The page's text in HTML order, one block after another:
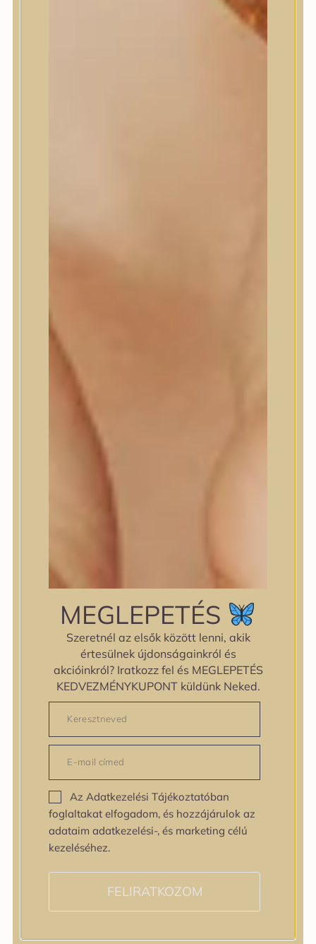
Skin&Lab
SKIN1004
Sungboon Editor
The Plant Base
YUNJAC
Bőrállapot
Bőrállapot
Bőrtípus
Bőrtípus
Kombinált
Száraz
Bőrprobléma
Bőrprobléma
Bőrpír
Dehidratált bőr
Egyenetlen bőrtextúra
Egyenetlen tónus
Érett bőr
Fakóság
Feszességvesztés
MEGLEPETÉS
Szeretnél az elsők között lenni, akik
értesülnek újdonságainkról és
akcióinkról? Iratkozz fel és MEGLEPETÉS
KEDVEZMÉNYKUPONT küldünk Neked.
Az Adatkezelési Tájékoztatóban
foglaltakat elfogadom, és hozzájárulok az
adataim adatkezelési-, és marketing célú
kezeléséhez.
FELIRATKOZOM